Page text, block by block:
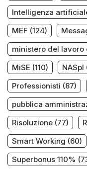
Intelligenza
MEF (124)
ministero del lavoro
MiSE (110) NASpI
Professionisti (87)
pubblica
Risoluzione (77)
Smart Working (60)
Superbonus 110%